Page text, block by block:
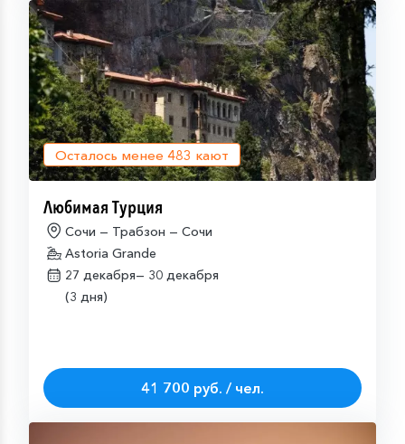
Осталось менее 483 кают
Любимая Турция
Сочи — Трабзон — Сочи
Astoria Grande
27 декабря— 30 декабря
(3 дня)
41 700 руб. / чел.